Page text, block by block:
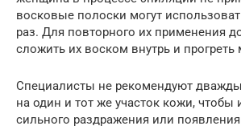
восковые полоски могут
раз. Для повторного их применения
сложить их воском внутрь и
Специалисты не рекомендуют
на один и тот же участок кожи, чтобы
сильного раздражения или